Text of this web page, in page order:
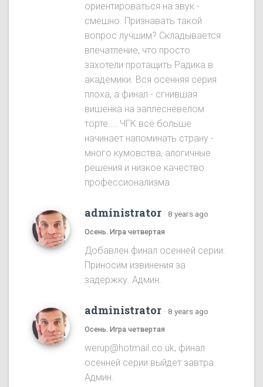
ориентироваться на звук -
смешно. Признавать такой
вопрос лучшим? Складывается
впечатление, что просто
захотели протащить Радика в
академики. Вся осенняя серия
плоха, а финал - сгнившая
вишенка на заплесневелом
торте.... ЧГК всё больше
начинает напоминать страну -
много кумовства, алогичные
решения и низкое качество
профессионализма.
administrator · 8 years ago
Осень. Игра четвертая
Добавлен финал осенней серии.
Приносим извинения за
задержку. Админ.
administrator · 8 years ago
Осень. Игра четвертая
werup@hotmail.co.uk, финал
осенней серии выйдет завтра.
Админ.